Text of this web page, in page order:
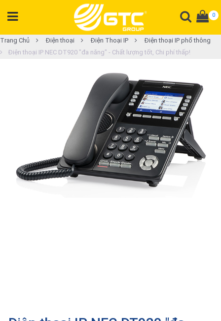
0
Trang Chủ Điện thoại Điện Thoại IP
Điện thoại IP phổ thông
Điện thoại IP NEC DT920 "đa năng" - Chất lượng tốt, Chi phí thấp!
DANH
MỤC
nghe
Gateway
pháp